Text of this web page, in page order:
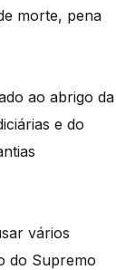
morte, pena
ao abrigo da
e do
vários
do Supremo